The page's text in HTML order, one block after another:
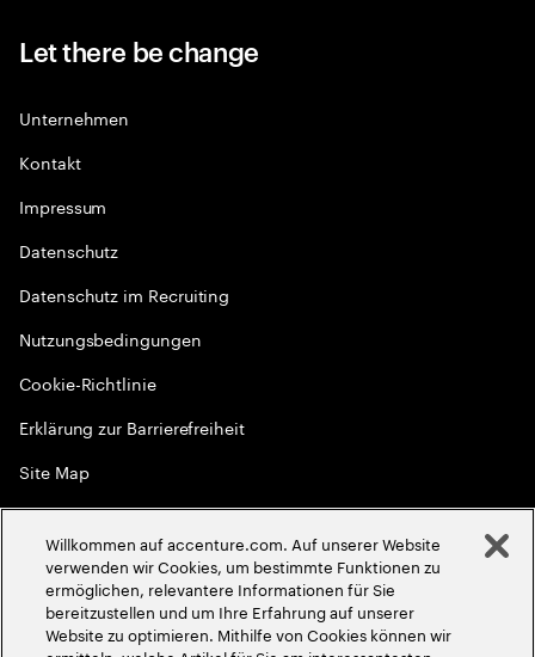
Let there be change
Unternehmen
Kontakt
Impressum
Datenschutz
Datenschutz im Recruiting
Nutzungsbedingungen
Cookie-Richtlinie
Erklärung zur Barrierefreiheit
Site Map
Globale Meritokratie
2026Accenture. Alle Rechte vorbehalten
Willkommen auf accenture.com. Auf unserer Website
verwenden wir Cookies, um bestimmte Funktionen zu
ermöglichen, relevantere Informationen für Sie
bereitzustellen und um Ihre Erfahrung auf unserer
Website zu optimieren. Mithilfe von Cookies können wir